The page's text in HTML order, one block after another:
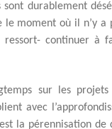
sont durablement
moment où il n’y a
continuer à
sur les
avec
la pérennisation de